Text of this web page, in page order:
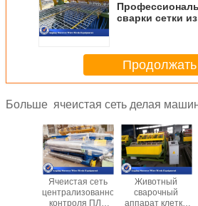
сварки сетки
Продолжать
Больше ячеистая сеть делая
Ячеистая сеть
централизованного
контроля ПЛК
Животный
сварочный
аппарат клетки